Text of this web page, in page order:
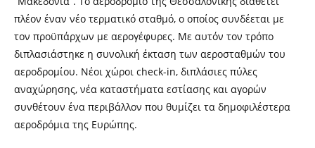
πλέον έναν νέο τερματικό σταθμό, ο οποίος συνδέεται με
τον προϋπάρχων με αερογέφυρες. Με αυτόν τον τρόπο
διπλασιάστηκε η συνολική έκταση των αεροσταθμών του
αεροδρομίου. Νέοι χώροι check-in, διπλάσιες πύλες
αναχώρησης, νέα καταστήματα εστίασης και αγορών
συνθέτουν ένα περιβάλλον που θυμίζει τα δημοφιλέστερα
αεροδρόμια της Ευρώπης.